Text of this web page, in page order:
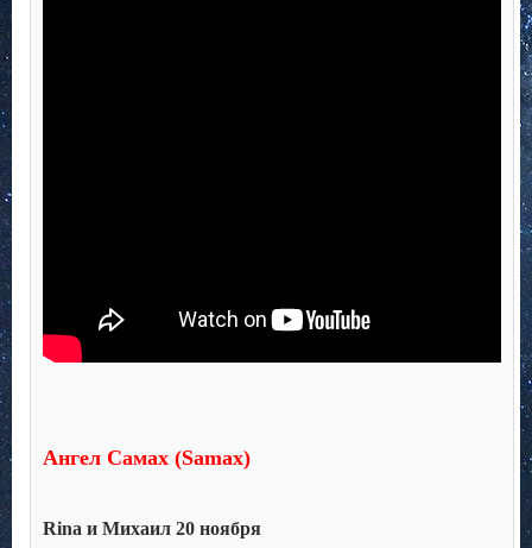
Ангел Самах (Samax)
Rina и Михаил 20 ноября